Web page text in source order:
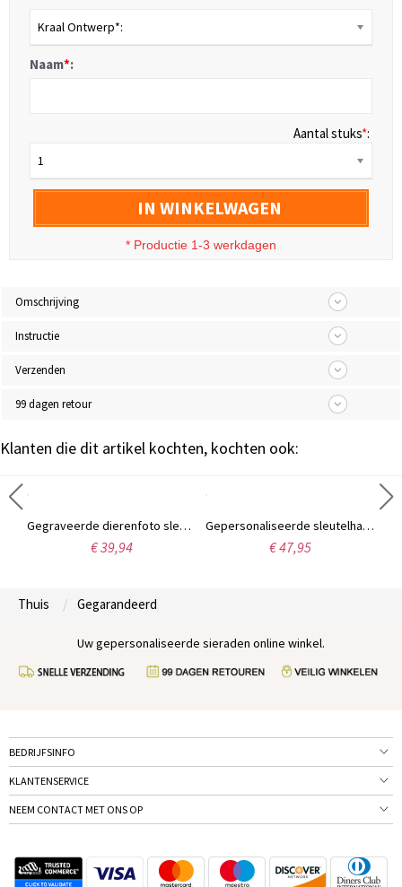
Kraal Ontwerp*:
Naam*:
Aantal stuks*:
1
IN WINKELWAGEN
* Productie 1-3 werkdagen
Omschrijving
Instructie
Verzenden
99 dagen retour
Klanten die dit artikel kochten, kochten ook:
Gegraveerde dierenfoto sleutelhanger
€ 39,94
Gepersonaliseerde sleutelhanger met foto van huisdier
€ 47,95
Thuis Gegarandeerd
Uw gepersonaliseerde sieraden online winkel.
BEDRIJFSINFO
KLANTENSERVICE
NEEM CONTACT MET ONS OP